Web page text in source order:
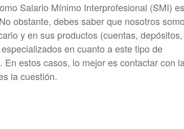
Salario Mínimo Interprofesional (SMI) es
obstante, debes saber que nosotros
y en sus productos (cuentas, depósitos,
en cuanto a este tipo de
estos casos, lo mejor es contactar con
la cuestión.